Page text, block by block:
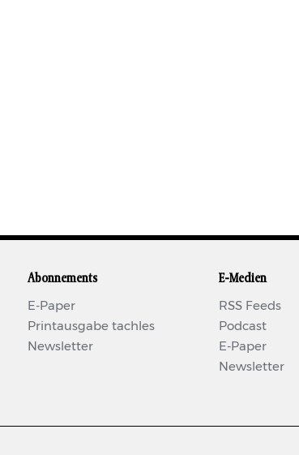
Abonnements
E-Paper
Printausgabe tachles
Newsletter
E-Medien
RSS Feeds
Podcast
E-Paper
Newsletter